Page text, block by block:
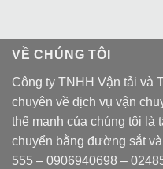
VỀ CHÚNG TÔI
Công ty TNHH Vận tải và
chuyên về dịch vụ vận
thế mạnh của chúng tôi là
chuyển bằng đường sắt
555 – 0906940698 –